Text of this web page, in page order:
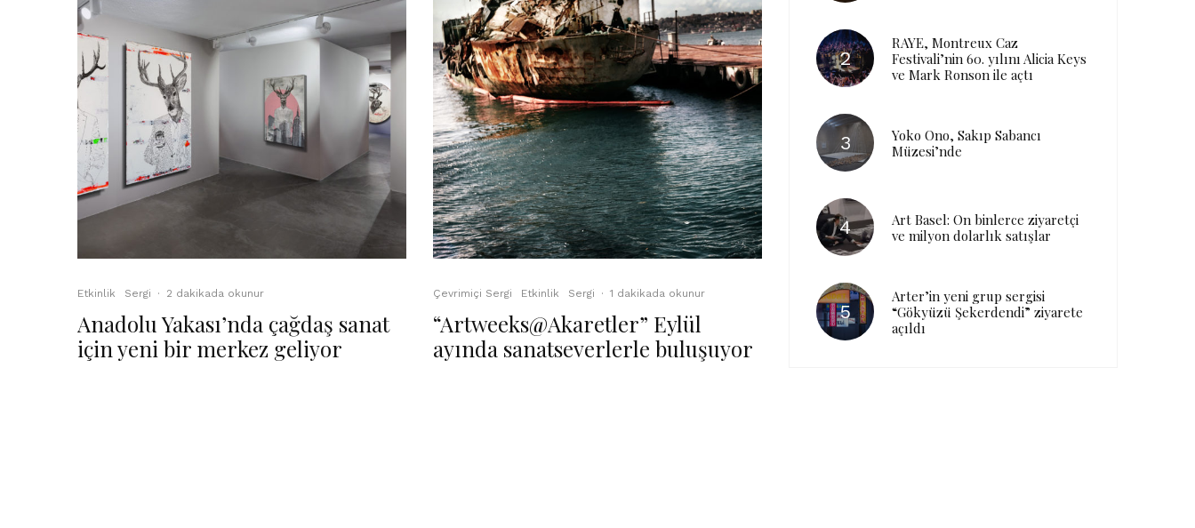
Etkinlik Sergi · 2 dakikada okunur
Anadolu Yakası’nda çağdaş sanat
için yeni bir merkez geliyor
Çevrimiçi Sergi Etkinlik Sergi · 1 dakikada okunur
“Artweeks@Akaretler” Eylül
ayında sanatseverlerle buluşuyor
RAYE, Montreux Caz
Festivali’nin 60. yılını Alicia Keys
ve Mark Ronson ile açtı
Yoko Ono, Sakıp Sabancı
Müzesi’nde
Art Basel: On binlerce ziyaretçi
ve milyon dolarlık satışlar
Arter’in yeni grup sergisi
“Gökyüzü Şekerdendi” ziyarete
açıldı